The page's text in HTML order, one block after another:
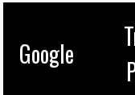
Google